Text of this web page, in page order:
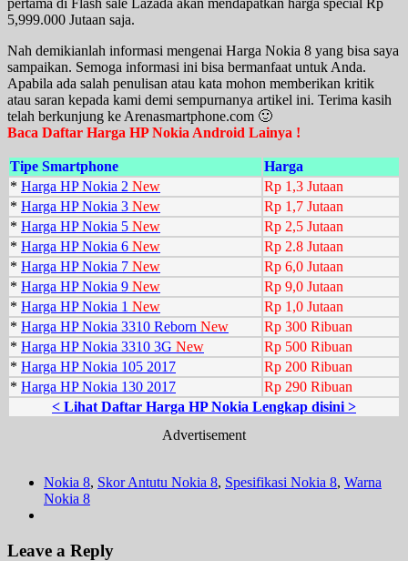
5,999.000 Jutaan saja.
Nah demikianlah informasi mengenai Harga Nokia 8 yang bisa saya
sampaikan. Semoga informasi ini bisa bermanfaat untuk Anda.
Apabila ada salah penulisan atau kata mohon memberikan kritik
atau saran kepada kami demi sempurnanya artikel ini. Terima kasih
telah berkunjung ke Arenasmartphone.com 🙂
Baca Daftar Harga HP Nokia Android Lainya !
Tipe Smartphone
Harga
* Harga HP Nokia 2 New
Rp 1,3 Jutaan
* Harga HP Nokia 3 New
Rp 1,7 Jutaan
* Harga HP Nokia 5 New
Rp 2,5 Jutaan
* Harga HP Nokia 6 New
Rp 2.8 Jutaan
* Harga HP Nokia 7 New
Rp 6,0 Jutaan
* Harga HP Nokia 9 New
Rp 9,0 Jutaan
* Harga HP Nokia 1 New
Rp 1,0 Jutaan
* Harga HP Nokia 3310 Reborn New
Rp 300 Ribuan
* Harga HP Nokia 3310 3G New
Rp 500 Ribuan
* Harga HP Nokia 105 2017
Rp 200 Ribuan
* Harga HP Nokia 130 2017
Rp 290 Ribuan
< Lihat Daftar Harga HP Nokia Lengkap disini >
Advertisement
Nokia 8, Skor Antutu Nokia 8, Spesifikasi Nokia 8, Warna
Nokia 8
Leave a Reply